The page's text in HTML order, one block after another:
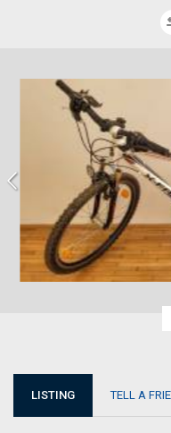
LISTING TELL A